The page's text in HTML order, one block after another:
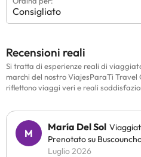
Consigliato
Recensioni reali
Si tratta di esperienze reali di
marchi del nostro ViajesParaTi Travel
riflettono viaggi veri e reali
María Del Sol
Prenotato su
Luglio 2026